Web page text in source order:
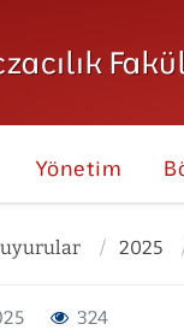
Yönetim
2025
324
Olan